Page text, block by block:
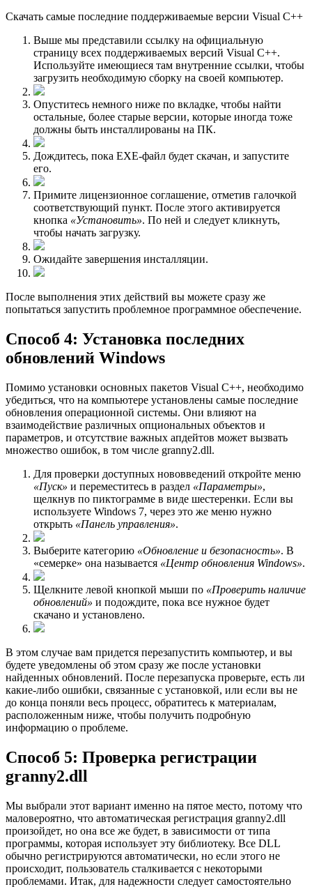
Скачать самые последние поддерживаемые версии Visual C++
Выше мы представили ссылку на официальную
страницу всех поддерживаемых версий Visual C++.
Используйте имеющиеся там внутренние ссылки, чтобы
загрузить необходимую сборку на своей компьютер.
Опуститесь немного ниже по вкладке, чтобы найти
остальные, более старые версии, которые иногда тоже
должны быть инсталлированы на ПК.
Дождитесь, пока EXE-файл будет скачан, и запустите
его.
Примите лицензионное соглашение, отметив галочкой
соответствующий пункт. После этого активируется
кнопка «Установить». По ней и следует кликнуть,
чтобы начать загрузку.
Ожидайте завершения инсталляции.
После выполнения этих действий вы можете сразу же
попытаться запустить проблемное программное обеспечение.
Способ 4: Установка последних
обновлений Windows
Помимо установки основных пакетов Visual C++, необходимо
убедиться, что на компьютере установлены самые последние
обновления операционной системы. Они влияют на
взаимодействие различных опциональных объектов и
параметров, и отсутствие важных апдейтов может вызвать
множество ошибок, в том числе granny2.dll.
Для проверки доступных нововведений откройте меню
«Пуск» и переместитесь в раздел «Параметры»,
щелкнув по пиктограмме в виде шестеренки. Если вы
используете Windows 7, через это же меню нужно
открыть «Панель управления».
Выберите категорию «Обновление и безопасность». В
«семерке» она называется «Центр обновления Windows».
Щелкните левой кнопкой мыши по «Проверить наличие
обновлений» и подождите, пока все нужное будет
скачано и установлено.
В этом случае вам придется перезапустить компьютер, и вы
будете уведомлены об этом сразу же после установки
найденных обновлений. После перезапуска проверьте, есть ли
какие-либо ошибки, связанные с установкой, или если вы не
до конца поняли весь процесс, обратитесь к материалам,
расположенным ниже, чтобы получить подробную
информацию о проблеме.
Способ 5: Проверка регистрации
granny2.dll
Мы выбрали этот вариант именно на пятое место, потому что
маловероятно, что автоматическая регистрация granny2.dll
произойдет, но она все же будет, в зависимости от типа
программы, которая использует эту библиотеку. Все DLL
обычно регистрируются автоматически, но если этого не
происходит, пользователь сталкивается с некоторыми
проблемами. Итак, для надежности следует самостоятельно